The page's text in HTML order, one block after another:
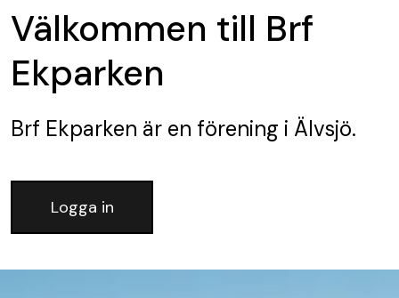
Välkommen till Brf
Ekparken
Brf Ekparken är en förening i Älvsjö.
Logga in